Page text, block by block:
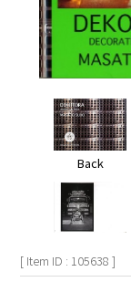
Back
[ Item ID : 105638 ]